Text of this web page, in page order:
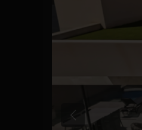
Précédent